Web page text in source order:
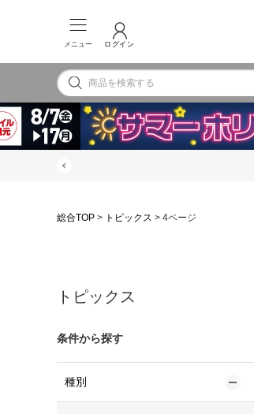
メニュー ログイン
総合TOP > トピックス > 4ページ
トピックス
条件から探す
種別